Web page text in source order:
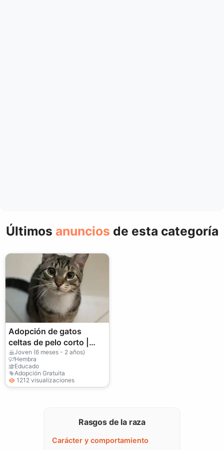
Últimos anuncios de esta categoría
Adopción de gatos
celtas de pelo corto |
Saludable y cariñoso
Joven (6 meses - 2 años)
Hembra
Educado
Adopción Gratuita
1212 visualizaciones
Rasgos de la raza
Carácter y comportamiento